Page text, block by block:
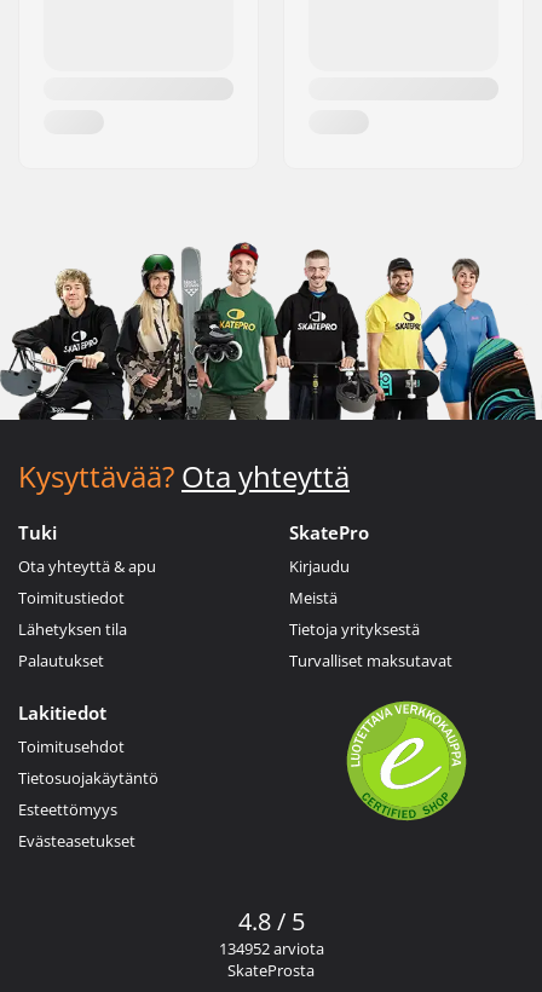
Kysyttävää? Ota yhteyttä
Tuki
Ota yhteyttä & apu
Toimitustiedot
Lähetyksen tila
Palautukset
SkatePro
Kirjaudu
Meistä
Tietoja yrityksestä
Turvalliset maksutavat
Lakitiedot
Toimitusehdot
Tietosuojakäytäntö
Esteettömyys
Evästeasetukset
4.8 / 5
134952 arviota
SkateProsta